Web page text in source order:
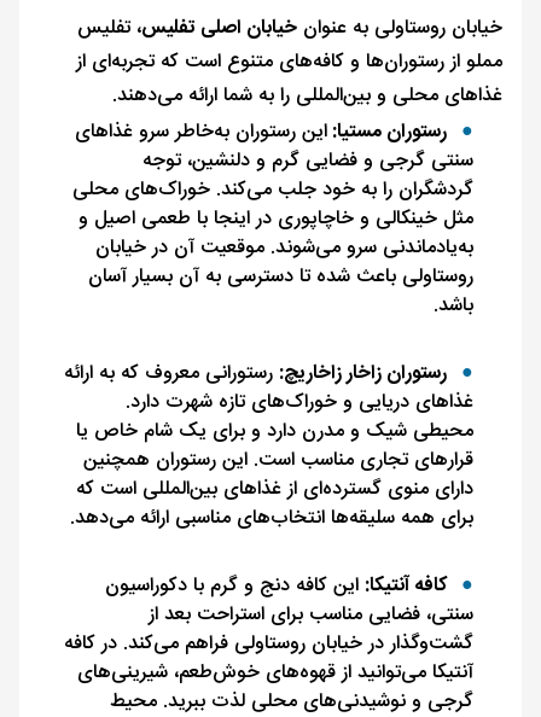
خیابان روستاولی به عنوان خیابان اصلی تفلیس، تفلیس
مملو از رستوران‌ها و کافه‌های متنوع است که تجربه‌ای از
غذاهای محلی و بین‌المللی را به شما ارائه می‌دهند.
رستوران مستیا:این رستوران به‌خاطر سرو غذاهای
سنتی گرجی و فضایی گرم و دلنشین، توجه
گردشگران را به خود جلب می‌کند. خوراک‌های محلی
مثل خینکالی و خاچاپوری در اینجا با طعمی اصیل و
به‌یادماندنی سرو می‌شوند. موقعیت آن در خیابان
روستاولی باعث شده تا دسترسی به آن بسیار آسان
باشد.
رستوران زاخار زاخاریچ: رستورانی معروف که به ارائه
غذاهای دریایی و خوراک‌های تازه شهرت دارد.
محیطی شیک و مدرن دارد و برای یک شام خاص یا
قرارهای تجاری مناسب است. این رستوران همچنین
دارای منوی گسترده‌ای از غذاهای بین‌المللی است که
برای همه سلیقه‌ها انتخاب‌های مناسبی ارائه می‌دهد.
کافه آنتیکا: این کافه دنج و گرم با دکوراسیون
سنتی، فضایی مناسب برای استراحت بعد از
گشت‌وگذار در خیابان روستاولی فراهم می‌کند. در کافه
آنتیکا می‌توانید از قهوه‌های خوش‌طعم، شیرینی‌های
گرجی و نوشیدنی‌های محلی لذت ببرید. محیط